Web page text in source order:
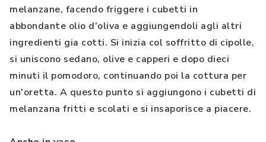
melanzane, facendo friggere i cubetti in
abbondante olio d'oliva e aggiungendoli agli altri
ingredienti gia cotti. Si inizia col soffritto di cipolle,
si uniscono sedano, olive e capperi e dopo dieci
minuti il pomodoro, continuando poi la cottura per
un'oretta. A questo punto si aggiungono i cubetti di
melanzana fritti e scolati e si insaporisce a piacere.